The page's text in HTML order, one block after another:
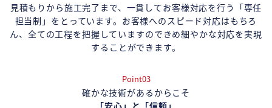
見積もりから施工完了まで、一貫してお客様対応を行う「専任
担当制」をとっています。お客様へのスピード対応はもちろ
ん、全ての工程を把握していますのできめ細やかな対応を実現
することができます。
Point03
確かな技術があるからこそ
「安心」と「信頼」